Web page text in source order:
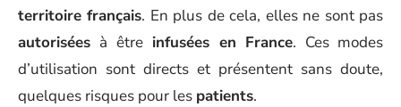
territoire français. En plus de cela, elles ne sont pas
autorisées à êtreinfusées en France. Ces modes
d’utilisation sont directs et présentent sans doute,
quelques risques pour les patients.